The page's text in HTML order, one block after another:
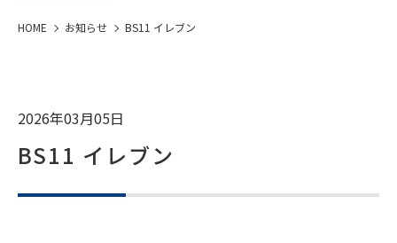
HOME お知らせ BS11 イレブン
2026年03月05日
BS11 イレブン